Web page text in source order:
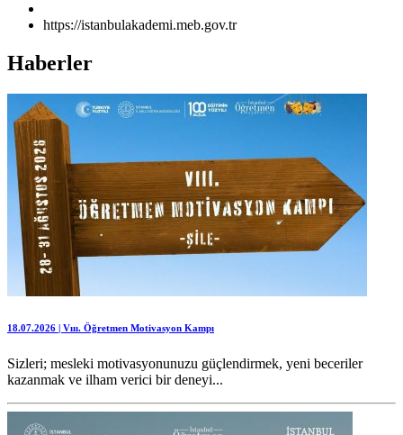
https://istanbulakademi.meb.gov.tr
Haberler
18.07.2026 | Vııı. Öğretmen Motivasyon Kampı
Sizleri; mesleki motivasyonunuzu güçlendirmek, yeni beceriler
kazanmak ve ilham verici bir deneyi...